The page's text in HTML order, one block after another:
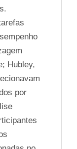
Hubley,
por